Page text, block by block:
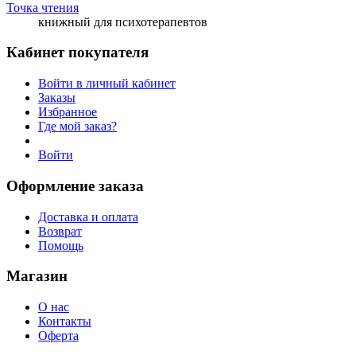
Точка чтения
книжный для психотерапевтов
Кабинет покупателя
Войти в личный кабинет
Заказы
Избранное
Где мой заказ?
Войти
Оформление заказа
Доставка и оплата
Возврат
Помощь
Магазин
О нас
Контакты
Оферта